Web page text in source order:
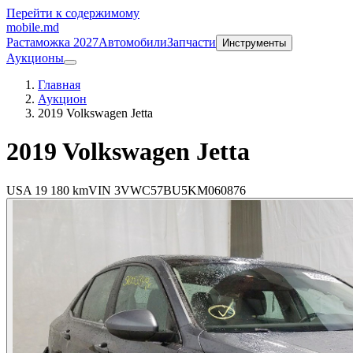
Перейти к содержимому
mobile.md
Растаможка 2027АвтомобилиЗапчасти Инструменты
Аукционы
Главная
Аукцион
2019 Volkswagen Jetta
2019 Volkswagen Jetta
USA 19 180 kmVIN 3VWC57BU5KM060876